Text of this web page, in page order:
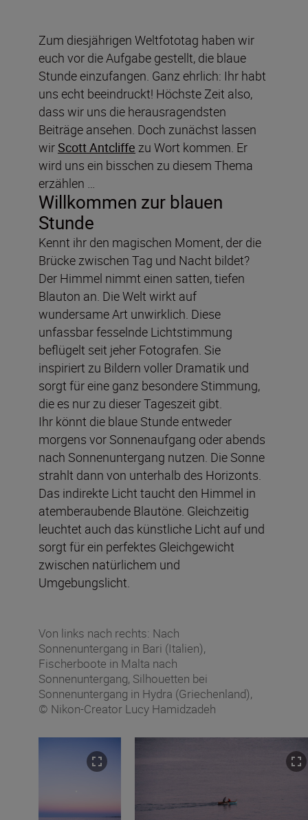
Zum diesjährigen Weltfototag haben wir
euch vor die Aufgabe gestellt, die blaue
Stunde einzufangen. Ganz ehrlich: Ihr habt
uns echt beeindruckt! Höchste Zeit also,
dass wir uns die herausragendsten
Beiträge ansehen. Doch zunächst lassen
wirScott Antcliffe zu Wort kommen. Er
wird uns ein bisschen zu diesem Thema
erzählen …
Willkommen zur blauen
Stunde
Kennt ihr den magischen Moment, der die
Brücke zwischen Tag und Nacht bildet?
Der Himmel nimmt einen satten, tiefen
Blauton an. Die Welt wirkt auf
wundersame Art unwirklich. Diese
unfassbar fesselnde Lichtstimmung
beflügelt seit jeher Fotografen. Sie
inspiriert zu Bildern voller Dramatik und
sorgt für eine ganz besondere Stimmung,
die es nur zu dieser Tageszeit gibt.
Ihr könnt die blaue Stunde entweder
morgens vor Sonnenaufgang oder abends
nach Sonnenuntergang nutzen. Die Sonne
strahlt dann von unterhalb des Horizonts.
Das indirekte Licht taucht den Himmel in
atemberaubende Blautöne. Gleichzeitig
leuchtet auch das künstliche Licht auf und
sorgt für ein perfektes Gleichgewicht
zwischen natürlichem und
Umgebungslicht.
Von links nach rechts: Nach
Sonnenuntergang in Bari (Italien),
Fischerboote in Malta nach
Sonnenuntergang, Silhouetten bei
Sonnenuntergang in Hydra (Griechenland),
© Nikon-Creator Lucy Hamidzadeh